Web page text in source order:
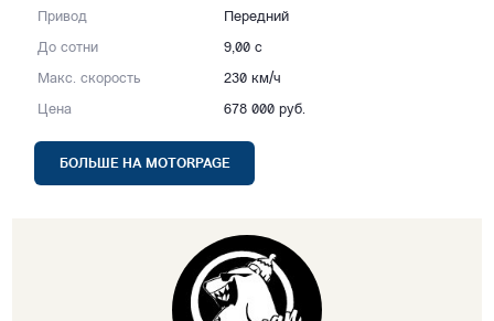
Привод Передний
До сотни 9,00 с
Макс. скорость 230 км/ч
Цена 678 000 руб.
БОЛЬШЕ НА MOTORPAGE